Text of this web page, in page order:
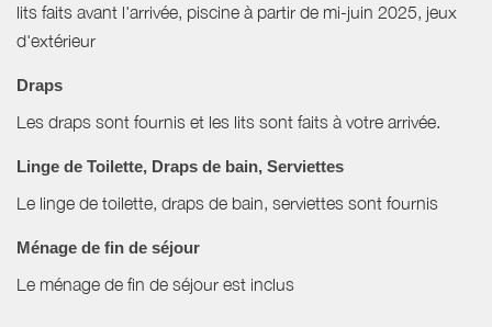
lits faits avant l'arrivée, piscine à partir de mi-juin 2025, jeux
d'extérieur
Draps
Les draps sont fournis et les lits sont faits à votre arrivée.
Linge de Toilette, Draps de bain, Serviettes
Le linge de toilette, draps de bain, serviettes sont fournis
Ménage de fin de séjour
Le ménage de fin de séjour est inclus